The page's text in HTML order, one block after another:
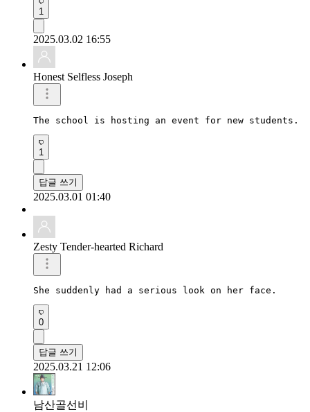
1
2025.03.02 16:55
Honest Selfless Joseph
The school is hosting an event for new students.
1
답글 쓰기
2025.03.01 01:40
Zesty Tender-hearted Richard
She suddenly had a serious look on her face.
0
답글 쓰기
2025.03.21 12:06
남산골선비